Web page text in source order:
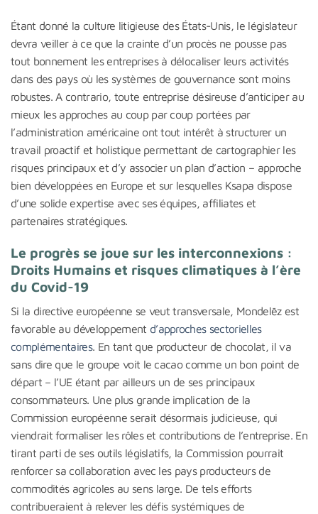
Étant donné la culture litigieuse des États-Unis, le législateur
devra veiller à ce que la crainte d’un procès ne pousse pas
tout bonnement les entreprises à délocaliser leurs activités
dans des pays où les systèmes de gouvernance sont moins
robustes. A contrario, toute entreprise désireuse d’anticiper au
mieux les approches au coup par coup portées par
l’administration américaine ont tout intérêt à structurer un
travail proactif et holistique permettant de cartographier les
risques principaux et d’y associer un plan d’action – approche
bien développées en Europe et sur lesquelles Ksapa dispose
d’une solide expertise avec ses équipes, affiliates et
partenaires stratégiques.
Le progrès se joue sur les interconnexions :
Droits Humains et risques climatiques à l’ère
du Covid-19
Si la directive européenne se veut transversale, Mondelēz est
favorable au développement d’approches sectorielles
complémentaires. En tant que producteur de chocolat, il va
sans dire que le groupe voit le cacao comme un bon point de
départ – l’UE étant par ailleurs un de ses principaux
consommateurs. Une plus grande implication de la
Commission européenne serait désormais judicieuse, qui
viendrait formaliser les rôles et contributions de l’entreprise. En
tirant parti de ses outils législatifs, la Commission pourrait
renforcer sa collaboration avec les pays producteurs de
commodités agricoles au sens large. De tels efforts
contribueraient à relever les défis systémiques de